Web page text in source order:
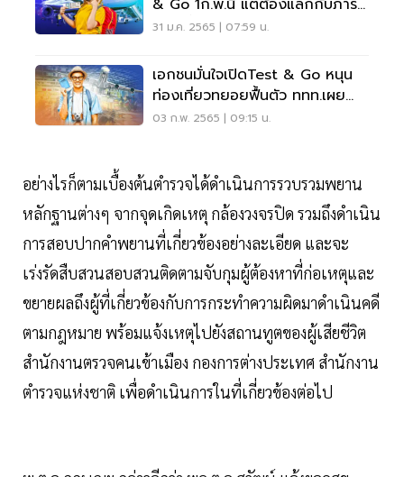
& Go 1ก.พ.นี้ แต่ต้องแลกกับภาระ
ที่เพิ่มขึ้น
31 ม.ค. 2565 | 07:59 น.
เอกชนมั่นใจเปิดTest & Go หนุน
ท่องเที่ยวทยอยฟื้นตัว ททท.เผย
ยอดลงทะเบียนพุ่ง
03 ก.พ. 2565 | 09:15 น.
อย่างไรก็ตามเบื้องต้นตำรวจได้ดำเนินการรวบรวมพยาน
หลักฐานต่างๆ จากจุดเกิดเหตุ กล้องวงจรปิด รวมถึงดำเนิน
การสอบปากคำพยานที่เกี่ยวข้องอย่างละเอียด และจะ
เร่งรัดสืบสวนสอบสวนติดตามจับกุมผู้ต้องหาที่ก่อเหตุและ
ขยายผลถึงผู้ที่เกี่ยวข้องกับการกระทำความผิดมาดำเนินคดี
ตามกฎหมาย พร้อมแจ้งเหตุไปยังสถานทูตของผู้เสียชีวิต
สำนักงานตรวจคนเข้าเมือง กองการต่างประเทศ สำนักงาน
ตำรวจแห่งชาติ เพื่อดำเนินการในที่เกี่ยวข้องต่อไป